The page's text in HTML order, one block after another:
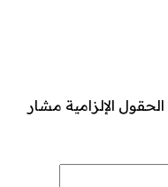
الحقول الإلزامية مشار